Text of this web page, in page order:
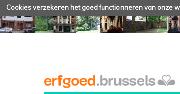
Cookies verzekeren het goed functionneren van onze